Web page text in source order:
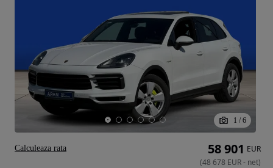
1 / 6
58 901 EUR
(48 678 EUR- net)
Calculeaza rata